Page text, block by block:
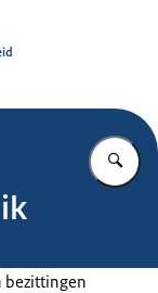
bezittingen